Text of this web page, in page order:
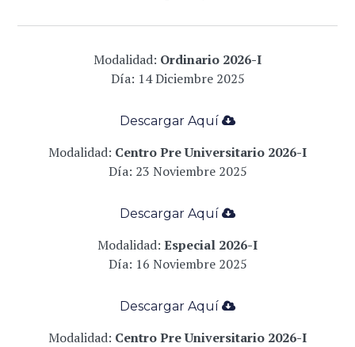
Modalidad: Ordinario 2026-I
Día: 14 Diciembre 2025
Descargar Aquí
Modalidad: Centro Pre Universitario 2026-I
Día: 23 Noviembre 2025
Descargar Aquí
Modalidad: Especial 2026-I
Día: 16 Noviembre 2025
Descargar Aquí
Modalidad: Centro Pre Universitario 2026-I